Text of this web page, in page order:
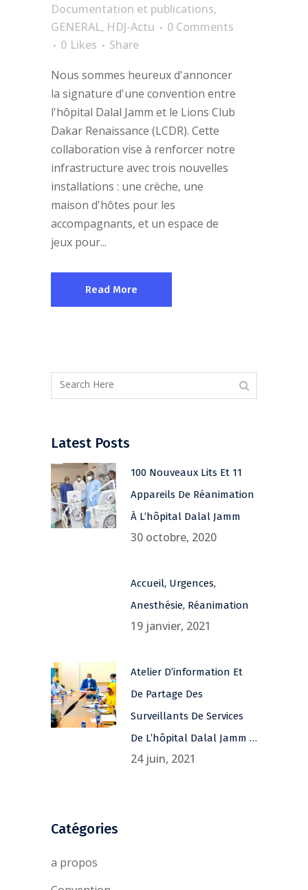
Documentation et publications,
GENERAL, HDJ-Actu
0 Comments
0 Likes
Share
Nous sommes heureux d'annoncer
la signature d'une convention entre
l'hôpital Dalal Jamm et le Lions Club
Dakar Renaissance (LCDR). Cette
collaboration vise à renforcer notre
infrastructure avec trois nouvelles
installations : une crèche, une
maison d'hôtes pour les
accompagnants, et un espace de
jeux pour...
Read More
Latest Posts
100 Nouveaux Lits Et 11
Appareils De Réanimation
À L’hôpital Dalal Jamm
30 octobre, 2020
Accueil, Urgences,
Anesthésie, Réanimation
19 janvier, 2021
Atelier D’information Et
De Partage Des
Surveillants De Services
De L’hôpital Dalal Jamm …
24 juin, 2021
Catégories
a propos